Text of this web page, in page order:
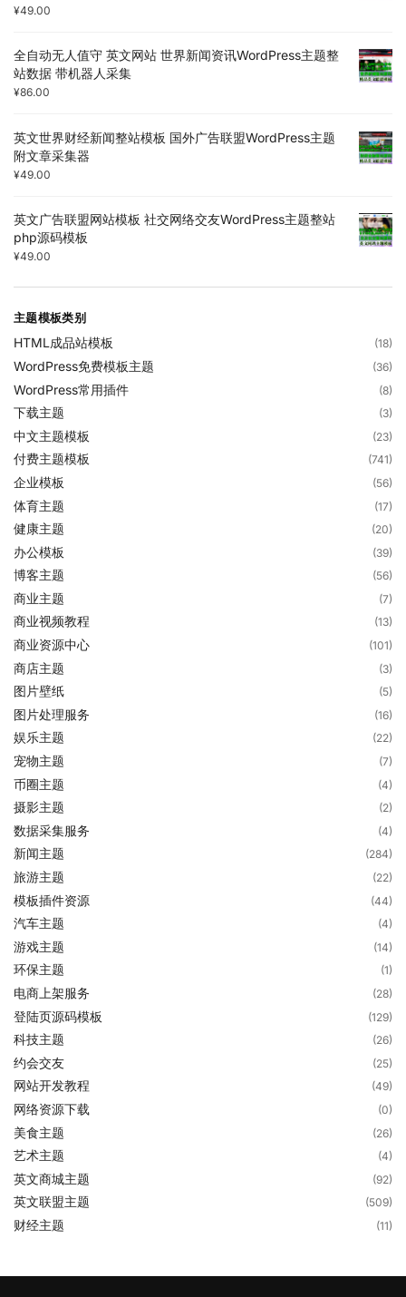
¥49.00
全自动无人值守 英文网站 世界新闻资讯WordPress主题整
站数据 带机器人采集
¥86.00
英文世界财经新闻整站模板 国外广告联盟WordPress主题
附文章采集器
¥49.00
英文广告联盟网站模板 社交网络交友WordPress主题整站
php源码模板
¥49.00
主题模板类别
HTML成品站模板 (18)
WordPress免费模板主题 (36)
WordPress常用插件 (8)
下载主题 (3)
中文主题模板 (23)
付费主题模板 (741)
企业模板 (56)
体育主题 (17)
健康主题 (20)
办公模板 (39)
博客主题 (56)
商业主题 (7)
商业视频教程 (13)
商业资源中心 (101)
商店主题 (3)
图片壁纸 (5)
图片处理服务 (16)
娱乐主题 (22)
宠物主题 (7)
币圈主题 (4)
摄影主题 (2)
数据采集服务 (4)
新闻主题 (284)
旅游主题 (22)
模板插件资源 (44)
汽车主题 (4)
游戏主题 (14)
环保主题 (1)
电商上架服务 (28)
登陆页源码模板 (129)
科技主题 (26)
约会交友 (25)
网站开发教程 (49)
网络资源下载 (0)
美食主题 (26)
艺术主题 (4)
英文商城主题 (92)
英文联盟主题 (509)
财经主题 (11)